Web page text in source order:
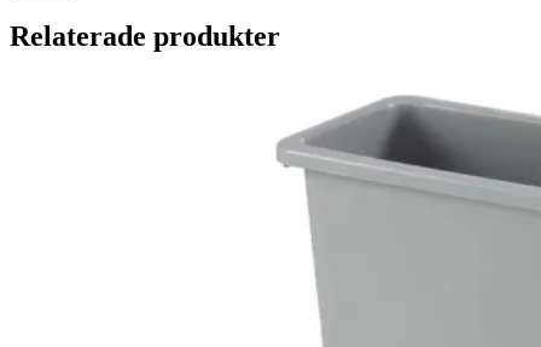
Relaterade produkter